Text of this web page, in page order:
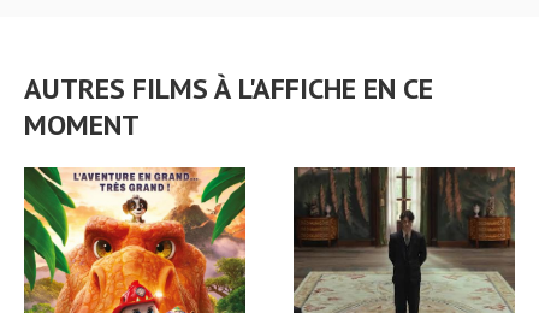
AUTRES FILMS À L'AFFICHE EN CE
MOMENT